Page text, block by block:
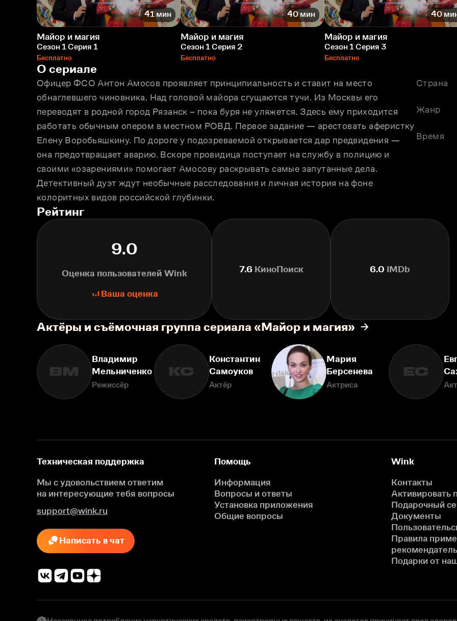
41 мин
Майор и магия
Сезон 1 Серия 1
Бесплатно
40 мин
Майор и магия
Сезон 1 Серия 2
Бесплатно
40
Майор и магия
Сезон 1 Серия 3
Бесплатно
О сериале
Офицер ФСО Антон Амосов проявляет принципиальность и ставит на место
обнаглевшего чиновника. Над головой майора сгущаются тучи. Из Москвы его
переводят в родной город Рязанск – пока буря не уляжется. Здесь ему приходится
работать обычным опером в местном РОВД. Первое задание — арестовать аферистку
Елену Воробьяшкину. По дороге у подозреваемой открывается дар предвидения —
она предотвращает аварию. Вскоре провидица поступает на службу в полицию и
своими «озарениями» помогает Амосову раскрывать самые запутанные дела.
Детективный дуэт ждут необычные расследования и личная история на фоне
колоритных видов российской глубинки.
Страна
Жанр
Время
Рейтинг
9.0
Оценка пользователей Wink
Ваша оценка
7.6КиноПоиск 6.0 IMDb
Актёры и съёмочная группа сериала «Майор и магия»
ВМ
Владимир
Мельниченко
Режиссёр
КС
Константин
Самоуков
Актёр
Мария
Берсенева
Актриса
ЕС
Техническая поддержка
Мы с удовольствием ответим
на интересующие тебя вопросы
support@wink.ru
Написать в чат
Помощь
Информация
Вопросы и ответы
Установка приложения
Общие вопросы
Wink
Контакты
Активировать
Подарочный
Документы
Правила
Подарки от